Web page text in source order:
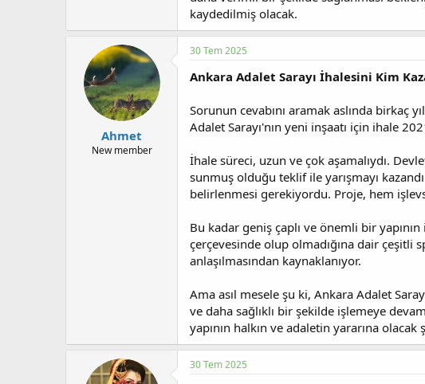
kaydedilmiş olacak.
Ahmet
New member
30 Tem 2025
Ankara Adalet Sarayı İhalesini Kim
Sorunun cevabını aramak aslında birkaç
Adalet Sarayı'nın yeni inşaatı için ihale
İhale süreci, uzun ve çok aşamalıydı.
sunmuş olduğu teklif ile yarışmayı
belirlenmesi gerekiyordu. Proje, hem
Bu kadar geniş çaplı ve önemli bir
çerçevesinde olup olmadığına dair çeşitli
anlaşılmasından kaynaklanıyor.
Ama asıl mesele şu ki, Ankara Adalet
ve daha sağlıklı bir şekilde işlemeye
yapının halkın ve adaletin yararına
30 Tem 2025